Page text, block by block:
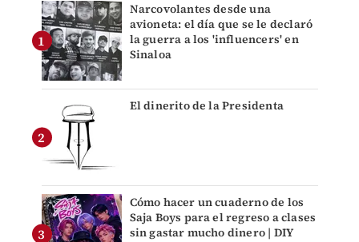
Narcovolantes desde una
avioneta: el día que se le declaró
la guerra a los 'influencers' en
Sinaloa
El dinerito de la Presidenta
Cómo hacer un cuaderno de los
Saja Boys para el regreso a clases
sin gastar mucho dinero | DIY